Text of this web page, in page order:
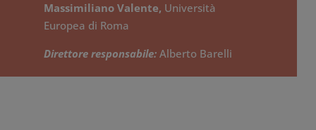
Massimiliano Valente, Università
Europea di Roma
Direttore responsabile: Alberto Barelli